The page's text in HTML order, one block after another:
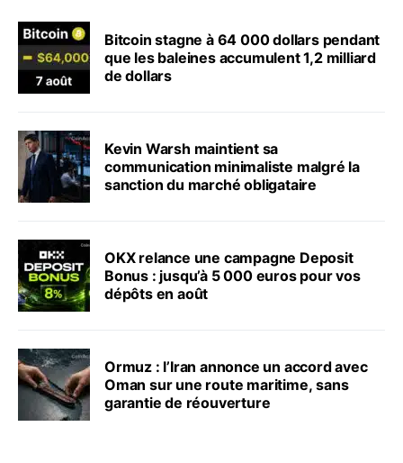
Bitcoin stagne à 64 000 dollars pendant
que les baleines accumulent 1,2 milliard
de dollars
Kevin Warsh maintient sa
communication minimaliste malgré la
sanction du marché obligataire
OKX relance une campagne Deposit
Bonus : jusqu’à 5 000 euros pour vos
dépôts en août
Ormuz : l’Iran annonce un accord avec
Oman sur une route maritime, sans
garantie de réouverture